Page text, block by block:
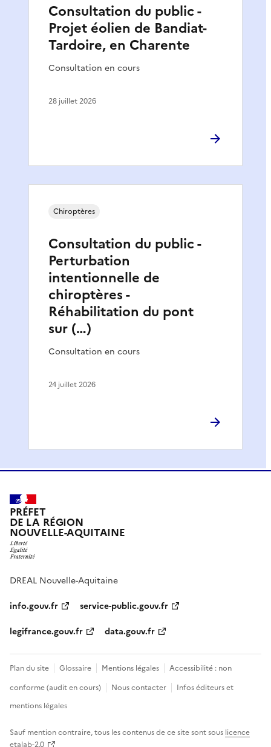
Consultation du public -
Projet éolien de Bandiat-
Tardoire, en Charente
Consultation en cours
28 juillet 2026
Consultation du public -
Perturbation
intentionnelle de
chiroptères -
Réhabilitation du pont
sur (…)
Consultation en cours
Chiroptères
24 juillet 2026
PRÉFET
DE LA RÉGION
NOUVELLE-AQUITAINE
DREAL Nouvelle-Aquitaine
info.gouv.fr
service-public.gouv.fr
legifrance.gouv.fr
data.gouv.fr
Plan du site Glossaire Mentions légales
Accessibilité : non
conforme (audit en cours)
Nous contacter
Infos éditeurs et
mentions légales
Sauf mention contraire, tous les contenus de ce site sont sous licence
etalab-2.0